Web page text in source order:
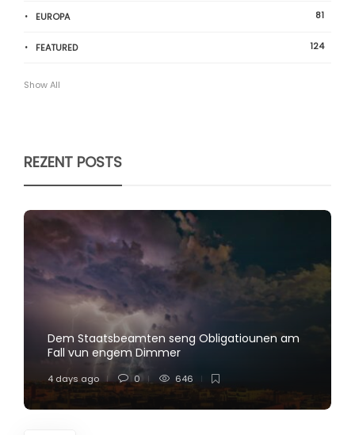
EUROPA 81
FEATURED 124
Show All
REZENT POSTS
Dem Staatsbeamten seng Obligatiounen am
Fall vun engem Dimmer
4 days ago 0 646